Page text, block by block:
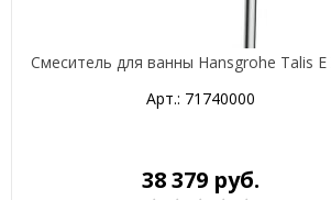
Смеситель для ванны Hansgrohe Talis
Арт.: 71740000
38 379 руб.